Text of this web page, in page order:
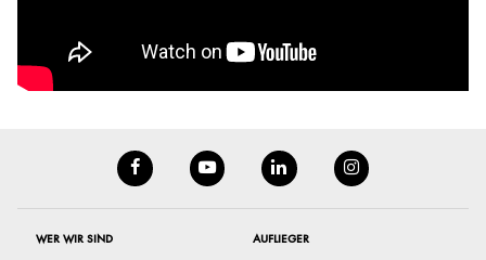
WER WIR SIND AUFLIEGER